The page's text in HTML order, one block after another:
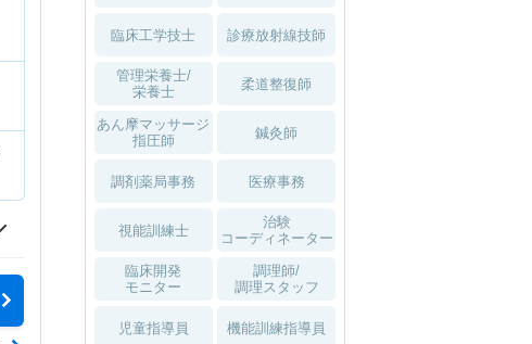
1月入職可
臨床工学技士 診療放射線技師
管理栄養士/
栄養士
柔道整復師
あん摩マッサージ
指圧師
鍼灸師
調剤薬局事務 医療事務
視能訓練士
治験
コーディネーター
臨床開発
モニター
調理師/
調理スタッフ
児童指導員 機能訓練指導員